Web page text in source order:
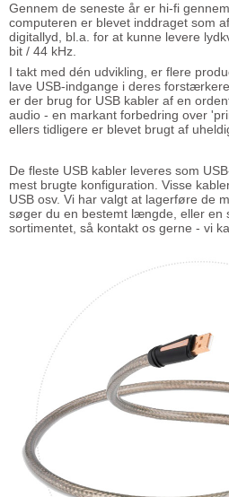
Gennem de seneste år er hi-fi
computeren er blevet inddraget som
digitallyd, bl.a. for at kunne levere
bit / 44 kHz.
I takt med dén udvikling, er flere
lave USB-indgange i deres
er der brug for USB kabler af en
audio - en markant forbedring over
ellers tidligere er blevet brugt af
De fleste USB kabler leveres som
mest brugte konfiguration. Visse
USB osv. Vi har valgt at lagerføre de
søger du en bestemt længde, eller en
sortimentet, så kontakt os gerne - vi